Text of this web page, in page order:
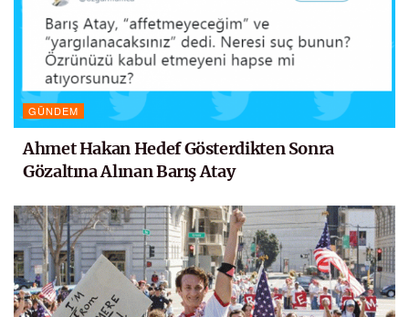
GÜNDEM
Ahmet Hakan Hedef Gösterdikten Sonra
Gözaltına Alınan Barış Atay